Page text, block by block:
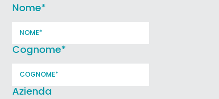
Nome*
Cognome*
Azienda